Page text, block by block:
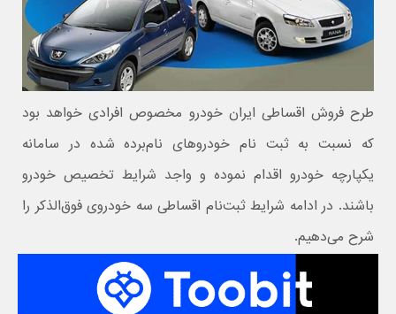
طرح فروش اقساطی ایران خودرو مخصوص افرادی خواهد بود
که نسبت به ثبت نام خودروهای نام‌برده شده در سامانه
یکپارچه خودرو اقدام نموده و واجد شرایط تخصیص خودرو
باشند. در ادامه شرایط ثبت‌نام اقساطی سه خودروی فوق‌الذکر را
شرح می‌دهیم.